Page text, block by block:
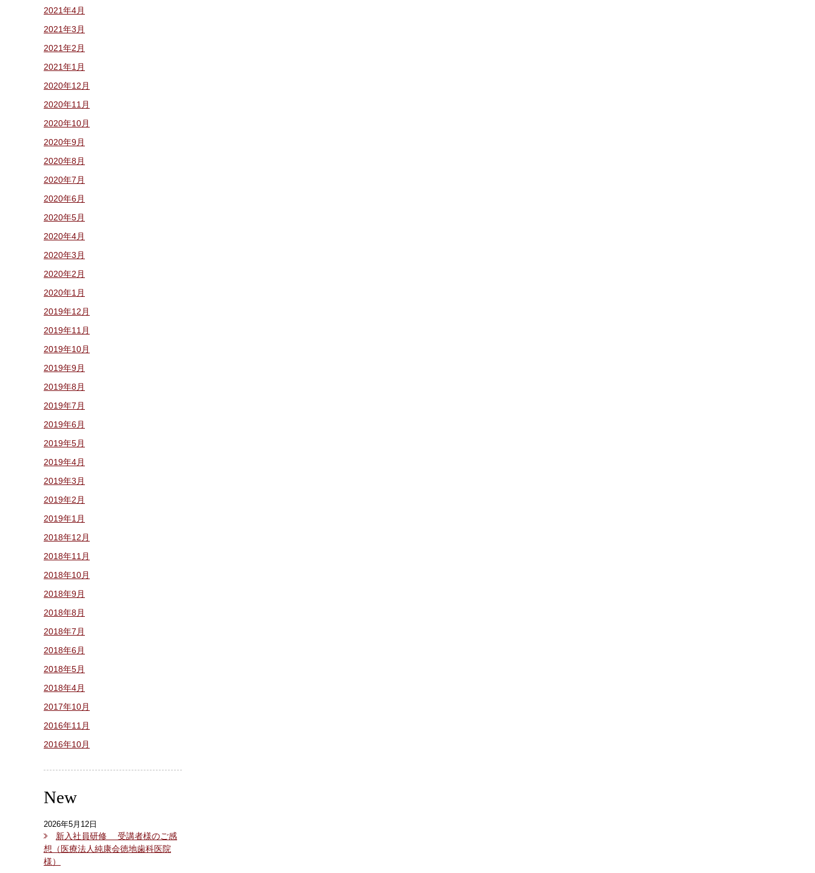
2021年4月
2021年3月
2021年2月
2021年1月
2020年12月
2020年11月
2020年10月
2020年9月
2020年8月
2020年7月
2020年6月
2020年5月
2020年4月
2020年3月
2020年2月
2020年1月
2019年12月
2019年11月
2019年10月
2019年9月
2019年8月
2019年7月
2019年6月
2019年5月
2019年4月
2019年3月
2019年2月
2019年1月
2018年12月
2018年11月
2018年10月
2018年9月
2018年8月
2018年7月
2018年6月
2018年5月
2018年4月
2017年10月
2016年11月
2016年10月
New
2026年5月12日
新入社員研修 受講者様のご感
想（医療法人純康会徳地歯科医院
様）